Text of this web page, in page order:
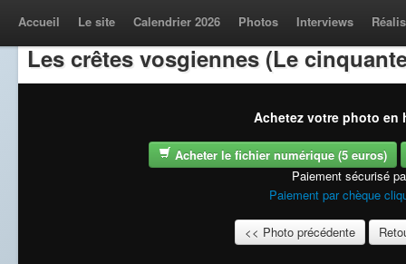
Accueil Le site Calendrier 2026 Photos Interviews
Les crêtes vosgiennes (Le
Achetez votre photo en
Acheter le fichier numérique (5 euros)
Paiement sécurisé
Paiement par chèque
<< Photo précédente